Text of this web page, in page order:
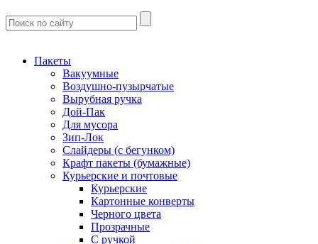
Пакеты
Вакуумные
Воздушно-пузырчатые
Вырубная ручка
Дой-Пак
Для мусора
Зип-Лок
Слайдеры (с бегунком)
Крафт пакеты (бумажные)
Курьерские и почтовые
Курьерские
Картонные конверты
Черного цвета
Прозрачные
С ручкой